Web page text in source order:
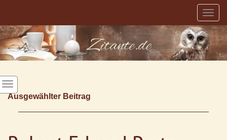
Ausgewählter Beitrag